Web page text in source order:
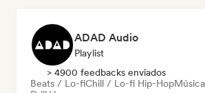
ADAD Audio
Playlist
> 4900 feedbacks enviados
Beats / Lo-fiChill / Lo-fi Hip-Hop